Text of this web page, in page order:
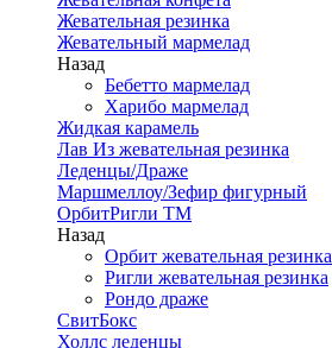
Жевательная резинка
Жевательный мармелад
Назад
Бебетто мармелад
Харибо мармелад
Жидкая карамель
Лав Из жевательная резинка
Леденцы/Драже
Маршмеллоу/Зефир фигурный
ОрбитРигли ТМ
Назад
Орбит жевательная резинка
Ригли жевательная резинка
Рондо драже
СвитБокс
Холлс леденцы